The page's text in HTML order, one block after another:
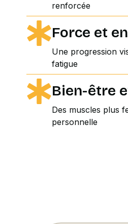
renforcée
Force et
Une progression
fatigue
Bien-être
Des muscles plus
personnelle